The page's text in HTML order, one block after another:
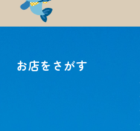
お店をさがす